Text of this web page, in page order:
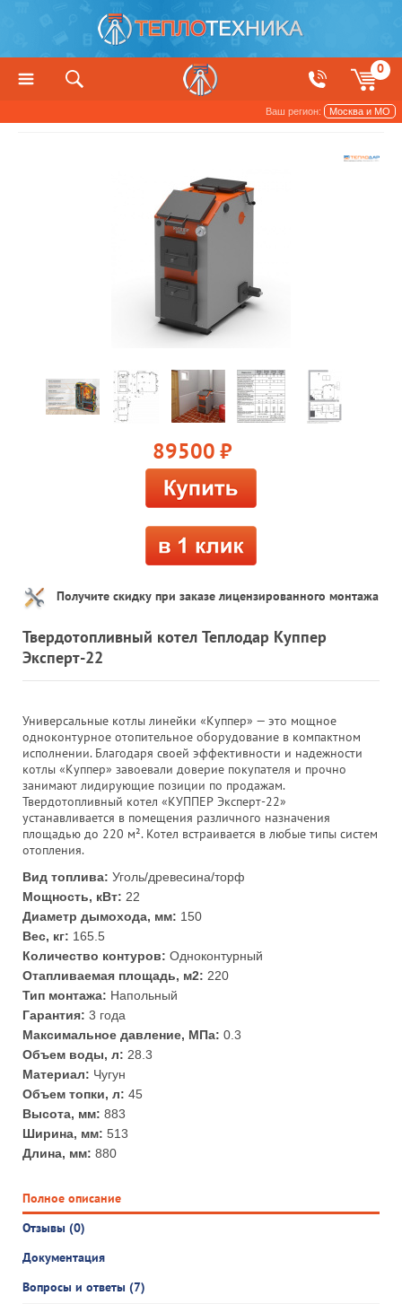
0
Ваш регион: Москва и МО
Твердотопливные котлы
89500 руб.
Получите скидку при заказе лицензированного монтажа
Твердотопливный котел Теплодар Куппер
Эксперт-22
Универсальные котлы линейки «Куппер» — это мощное
одноконтурное отопительное оборудование в компактном
исполнении. Благодаря своей эффективности и надежности
котлы «Куппер» завоевали доверие покупателя и прочно
занимают лидирующие позиции по продажам.
Твердотопливный котел «КУППЕР Эксперт-22»
устанавливается в помещения различного назначения
площадью до 220 м². Котел встраивается в любые типы систем
отопления.
Вид топлива: Уголь/древесина/торф
Мощность, кВт: 22
Диаметр дымохода, мм: 150
Вес, кг: 165.5
Количество контуров: Одноконтурный
Отапливаемая площадь, м2: 220
Тип монтажа: Напольный
Гарантия: 3 года
Максимальное давление, МПа: 0.3
Объем воды, л: 28.3
Материал: Чугун
Объем топки, л: 45
Высота, мм: 883
Ширина, мм: 513
Длина, мм: 880
Полное описание
Отзывы (0)
Документация
Вопросы и ответы (7)